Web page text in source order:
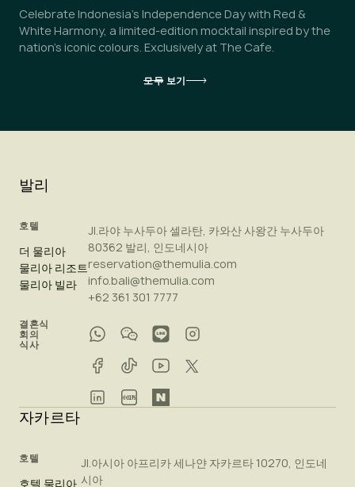
모두 보기
Celebrate Indonesia's Independence Day with Red &
White Harmony, a limited-edition mocktail inspired by the
nation's iconic colours. Exclusively at The Cafe.
발리
호텔
더 물리아
물리아 리조트
물리아 빌라
결혼식
회의
식사
Jl.라야 누사두아 셀라탄, 카와산 사왕간 누사두아
80362 발리, 인도네시아
reservation@themulia.com
info.bali@themulia.com
+62 361 301 7777
자카르타
호텔
Jl.아시아 아프리카 세나얀 자카르타 10270, 인도네
시아